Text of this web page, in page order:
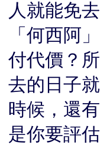
人就能免
「何西阿
付代價？
去的日子
時候，還
是你要評